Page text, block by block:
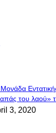
του λαού»
3, 2020